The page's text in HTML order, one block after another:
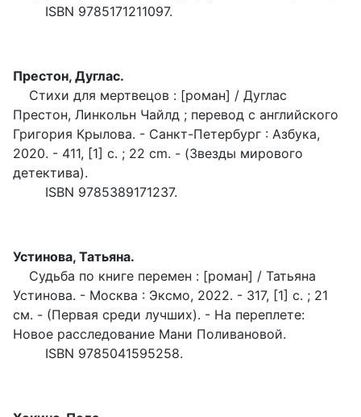
ISBN 9785171211097.
Престон, Дуглас.
Стихи для мертвецов : [роман] / Дуглас
Престон, Линкольн Чайлд ; перевод с английского
Григория Крылова. - Санкт-Петербург : Азбука,
2020. - 411, [1] с. ; 22 cm. - (Звезды мирового
детектива).
ISBN 9785389171237.
Устинова, Татьяна.
Судьба по книге перемен : [роман] / Татьяна
Устинова. - Москва : Эксмо, 2022. - 317, [1] c. ; 21
см. - (Первая среди лучших). - На переплете:
Новое расследование Мани Поливановой.
ISBN 9785041595258.